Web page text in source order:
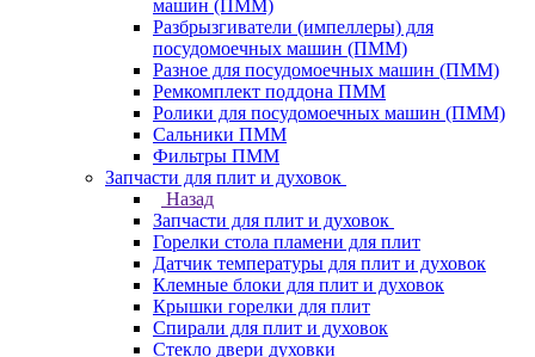
машин (ПММ)
Разбрызгиватели (импеллеры) для
посудомоечных машин (ПММ)
Разное для посудомоечных машин (ПММ)
Ремкомплект поддона ПММ
Ролики для посудомоечных машин (ПММ)
Сальники ПММ
Фильтры ПММ
Запчасти для плит и духовок
Назад
Запчасти для плит и духовок
Горелки стола пламени для плит
Датчик температуры для плит и духовок
Клемные блоки для плит и духовок
Крышки горелки для плит
Спирали для плит и духовок
Стекло двери духовки